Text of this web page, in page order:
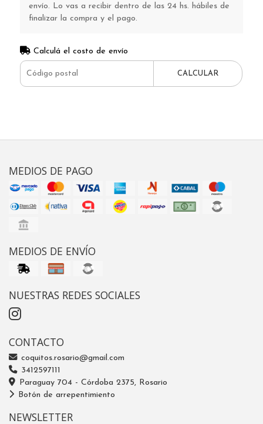
envío. Lo vas a recibir dentro de las 24 hs. hábiles de
finalizar la compra y el pago.
Calculá el costo de envío
CALCULAR
MEDIOS DE PAGO
MEDIOS DE ENVÍO
NUESTRAS REDES SOCIALES
CONTACTO
coquitos.rosario@gmail.com
3412597111
Paraguay 704 - Córdoba 2375, Rosario
Botón de arrepentimiento
NEWSLETTER